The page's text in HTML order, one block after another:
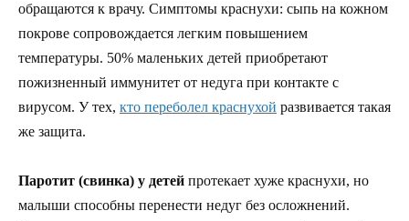
обращаются к врачу. Симптомы краснухи: сыпь на кожном
покрове сопровождается легким повышением
температуры. 50% маленьких детей приобретают
пожизненный иммунитет от недуга при контакте с
вирусом. У тех, кто переболел краснухой развивается такая
же защита.
Паротит (свинка) у детей протекает хуже краснухи, но
малыши способны перенести недуг без осложнений.